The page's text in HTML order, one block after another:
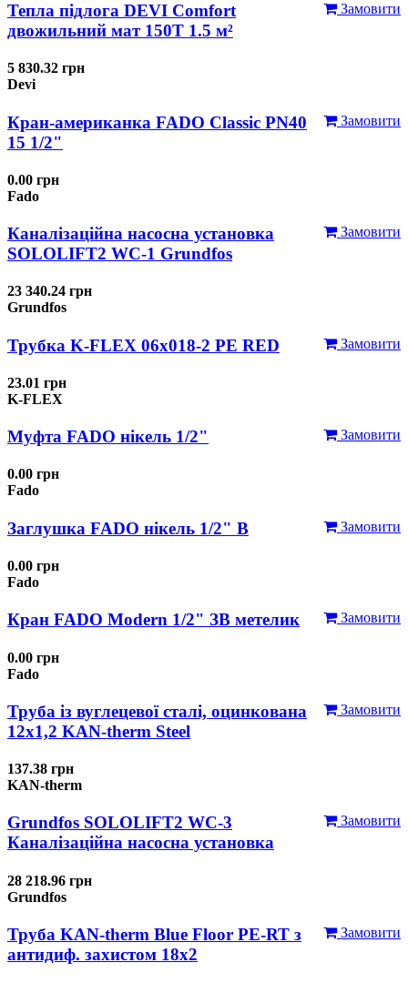
Замовити
Тепла підлога DEVI Comfort
двожильний мат 150T 1.5 м²
5 830.32 грн
Devi
Замовити
Кран-американка FADO Classic PN40
15 1/2"
0.00 грн
Fado
Замовити
Каналізаційна насосна установка
SOLOLIFT2 WC-1 Grundfos
23 340.24 грн
Grundfos
Замовити
Трубка K-FLEX 06x018-2 РЕ RED
23.01 грн
K-FLEX
Замовити
Муфта FADO нікель 1/2"
0.00 грн
Fado
Замовити
Заглушка FADO нікель 1/2" В
0.00 грн
Fado
Замовити
Кран FADO Modern 1/2" ЗВ метелик
0.00 грн
Fado
Замовити
Труба із вуглецевої сталі, оцинкована
12x1,2 KAN-therm Steel
137.38 грн
KAN-therm
Замовити
Grundfos SOLOLIFT2 WC-3
Каналізаційна насосна установка
28 218.96 грн
Grundfos
Замовити
Труба KAN-therm Blue Floor PE-RT з
антидиф. захистом 18х2